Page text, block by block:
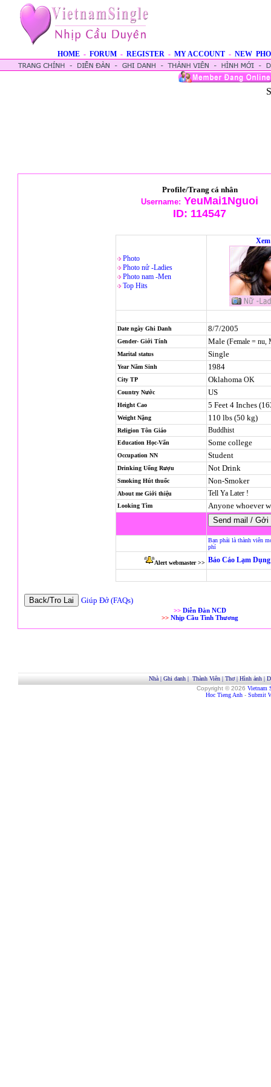
HOME - FORUM - REGISTER - MY ACCOUNT - NEW
Profile/Trang cá nhân
Username: YeuMai1Nguoi
ID: 114547
Photo
Photo nử -Ladies
Photo nam -Men
Top Hits
Date ngày Ghi Danh 8/7/2005
Gender- Giới Tính Male (Female = nu,
Marital status Single
Year Năm Sinh 1984
City TP Oklahoma OK
Country Nước US
Height Cao 5 Feet 4 Inches
Weight Nặng 110 lbs (50 kg)
Religion Tôn Giáo Buddhist
Education Học-Vấn Some college
Occupation NN Student
Drinking Uống Rượu Not Drink
Smoking Hút thuốc Non-Smoker
About me Giới thiệu Tell Ya Later !
Looking Tìm Anyone whoever
Bạn phải là thành viên
phí
Alert webmaster >> Báo Cáo Lạm
Giúp Đở (FAQs)
>> Diễn Đàn NCD
>> Nhịp Cầu Tình Thương
Nhà| Ghi danh| Thành Viên| Thơ| Hình ảnh|
Copyright © 2026 Vietnam
Hoc Tieng Anh - Submit